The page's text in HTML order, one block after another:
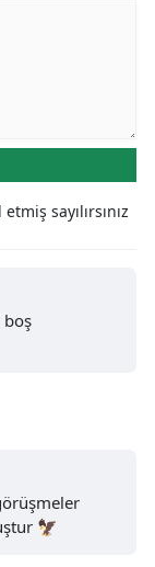
sayılırsınız
boş
🦅